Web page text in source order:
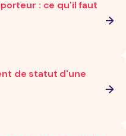
: ce qu'il faut
de statut d'une